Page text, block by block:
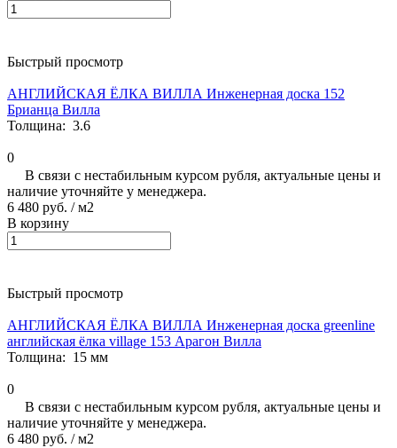
Быстрый просмотр
АНГЛИЙСКАЯ ЁЛКА ВИЛЛА Инженерная доска 152
Брианца Вилла
Толщина: 3.6
0
В связи с нестабильным курсом рубля, актуальные цены и
наличие уточняйте у менеджера.
6 480 руб. / м2
В корзину
Быстрый просмотр
АНГЛИЙСКАЯ ЁЛКА ВИЛЛА Инженерная доска greenline
английская ёлка village 153 Арагон Вилла
Толщина: 15 мм
0
В связи с нестабильным курсом рубля, актуальные цены и
наличие уточняйте у менеджера.
6 480 руб. / м2